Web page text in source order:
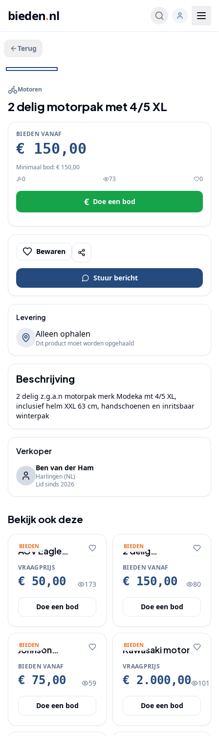
bieden.nl
Terug
Veeg voor meer
Motoren
2 delig motorpak met 4/5 XL
BIEDEN VANAF
€ 150,00
Minimaal bod:€ 150,00
0
73 0
€ Doe een bod
Bewaren
Stuur bericht
Levering
Alleen ophalen
Dit product moet worden opgehaald
Beschrijving
2 delig z.g.a.n motorpak merk Modeka mt 4/5 XL,
inclusief helm XXL 63 cm, handschoenen en inritsbaar
winterpak
Verkoper
Ben van der Ham
Harlingen(NL)
Lid sinds 2026
Bekijk ook deze
BIEDEN
AGV Eagle
motorhelm maat
60
VRAAGPRIJS
€ 50,00 173
Doe een bod
BIEDEN
2 delig
damesmotorpak
z.g.a.n
BIEDEN VANAF
€ 150,00 80
Doe een bod
BIEDEN
Johnson
buitenboord
motor
BIEDEN VANAF
€ 75,00 59
Doe een bod
BIEDEN
Kawasaki motor
VRAAGPRIJS
€ 2.000,00 101
Doe een bod